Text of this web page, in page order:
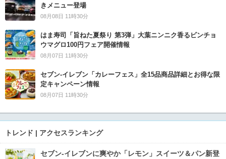
きメニュー登場
08月08日 11時30分
はま寿司「旨ねた夏祭り 第3弾」大葉ニンニク香るビンチョ
ウマグロ100円フェア開催情報
08月07日 11時30分
セブン‐イレブン「カレーフェス」全15品商品詳細とお得な限
定キャンペーン情報
08月07日 11時30分
トレンド | アクセスランキング
セブン‐イレブンに爽やか「レモン」スイーツ＆パン新登